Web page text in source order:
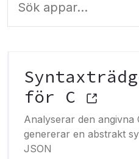
för C
Analyserar den angivna
genererar en abstrakt
JSON